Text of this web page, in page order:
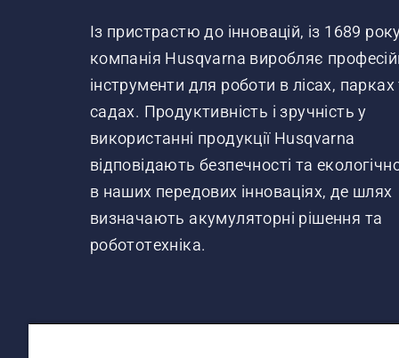
Із пристрастю до інновацій, із 1689
компанія Husqvarna виробляє
інструменти для роботи в лісах, парках
садах. Продуктивність і зручність у
використанні продукції Husqvarna
відповідають безпечності та
в наших передових інноваціях, де шлях
визначають акумуляторні рішення та
робототехніка.